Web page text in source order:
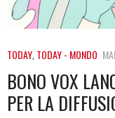
TODAY,TODAY - MONDO
BONO VOX
PER LA